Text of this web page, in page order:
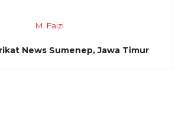
M. Faizi
News Sumenep, Jawa Timur